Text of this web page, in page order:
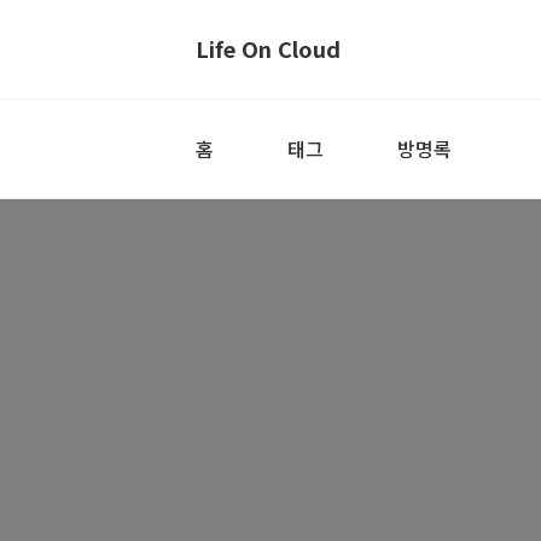
Life On Cloud
홈 태그 방명록